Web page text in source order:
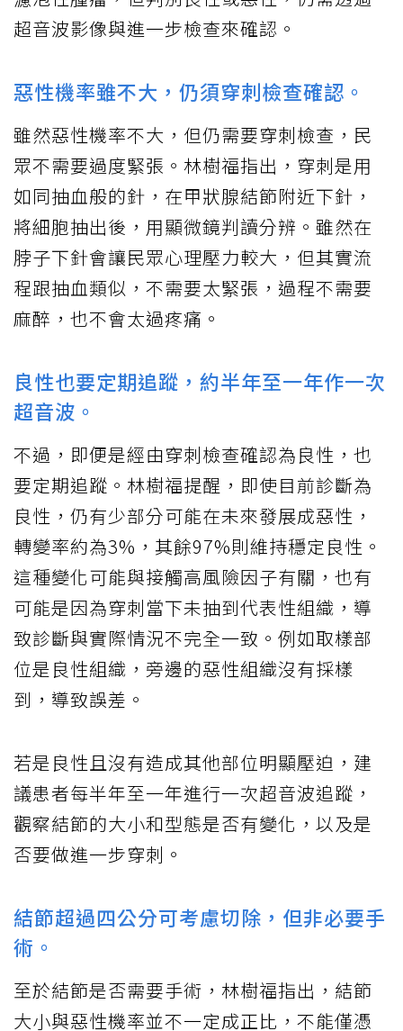
超音波影像與進一步檢查來確認。
惡性機率雖不大，仍須穿刺檢查確認。
雖然惡性機率不大，但仍需要穿刺檢查，民
眾不需要過度緊張。林樹福指出，穿刺是用
如同抽血般的針，在甲狀腺結節附近下針，
將細胞抽出後，用顯微鏡判讀分辨。雖然在
脖子下針會讓民眾心理壓力較大，但其實流
程跟抽血類似，不需要太緊張，過程不需要
麻醉，也不會太過疼痛。
良性也要定期追蹤，約半年至一年作一次
超音波。
不過，即便是經由穿刺檢查確認為良性，也
要定期追蹤。林樹福提醒，即使目前診斷為
良性，仍有少部分可能在未來發展成惡性，
轉變率約為3%，其餘97%則維持穩定良性。
這種變化可能與接觸高風險因子有關，也有
可能是因為穿刺當下未抽到代表性組織，導
致診斷與實際情況不完全一致。例如取樣部
位是良性組織，旁邊的惡性組織沒有採樣
到，導致誤差。
若是良性且沒有造成其他部位明顯壓迫，建
議患者每半年至一年進行一次超音波追蹤，
觀察結節的大小和型態是否有變化，以及是
否要做進一步穿刺。
結節超過四公分可考慮切除，但非必要手
術。
至於結節是否需要手術，林樹福指出，結節
大小與惡性機率並不一定成正比，不能僅憑